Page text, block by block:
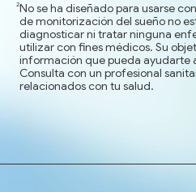
No se ha diseñado para usarse
de monitorización del sueño no
diagnosticar ni tratar ninguna
utilizar con fines médicos. Su
información que pueda ayudarte
Consulta con un profesional
relacionados con tu salud.